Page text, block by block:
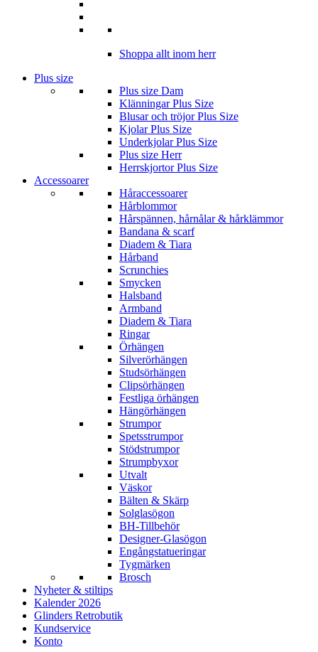
Shoppa allt inom herr
Plus size
Plus size Dam
Klänningar Plus Size
Blusar och tröjor Plus Size
Kjolar Plus Size
Underkjolar Plus Size
Plus size Herr
Herrskjortor Plus Size
Accessoarer
Håraccessoarer
Hårblommor
Hårspännen, hårnålar & hårklämmor
Bandana & scarf
Diadem & Tiara
Hårband
Scrunchies
Smycken
Halsband
Armband
Diadem & Tiara
Ringar
Örhängen
Silverörhängen
Studsörhängen
Clipsörhängen
Festliga örhängen
Hängörhängen
Strumpor
Spetsstrumpor
Stödstrumpor
Strumpbyxor
Utvalt
Väskor
Bälten & Skärp
Solglasögon
BH-Tillbehör
Designer-Glasögon
Engångstatueringar
Tygmärken
Brosch
Nyheter & stiltips
Kalender 2026
Glinders Retrobutik
Kundservice
Konto